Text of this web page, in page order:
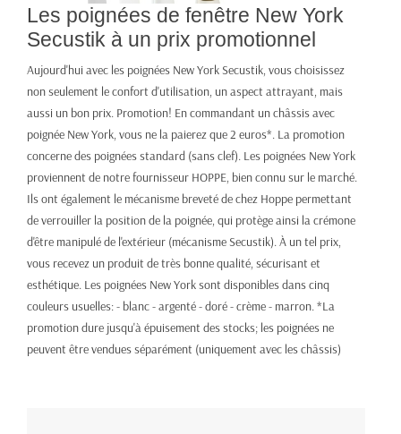
Les poignées de fenêtre New York
Secustik à un prix promotionnel
Aujourd'hui avec les poignées New York Secustik, vous choisissez
non seulement le confort d'utilisation, un aspect attrayant, mais
aussi un bon prix. Promotion! En commandant un châssis avec
poignée New York, vous ne la paierez que 2 euros*. La promotion
concerne des poignées standard (sans clef). Les poignées New York
proviennent de notre fournisseur HOPPE, bien connu sur le marché.
Ils ont également le mécanisme breveté de chez Hoppe permettant
de verrouiller la position de la poignée, qui protège ainsi la crémone
d'être manipulé de l'extérieur (mécanisme Secustik). À un tel prix,
vous recevez un produit de très bonne qualité, sécurisant et
esthétique. Les poignées New York sont disponibles dans cinq
couleurs usuelles: - blanc - argenté - doré - crème - marron. *La
promotion dure jusqu'à épuisement des stocks; les poignées ne
peuvent être vendues séparément (uniquement avec les châssis)